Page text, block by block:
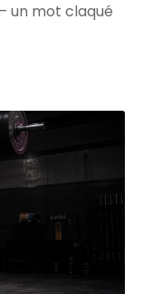
un mot claqué